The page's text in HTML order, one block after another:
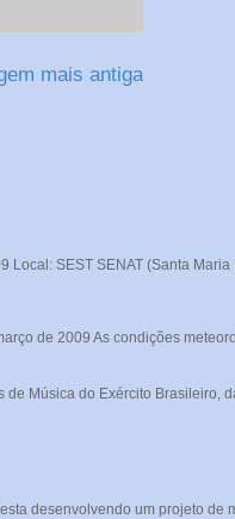
mais antiga
Local: SEST SENAT (Santa
de 2009 As condições
de Música do Exército Brasileiro,
desenvolvendo um projeto de